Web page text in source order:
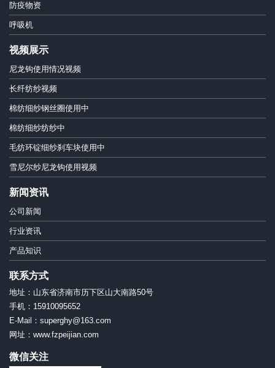
防疫物资
呼吸机
视频展示
尼龙钩使用情况视频
长纤纺纱视频
棉纺细纱钢丝圈使用中
棉纺细纱纺纱中
毛纺环锭细纱刹车块使用中
雪尼尔纱尼龙钩使用视频
新闻资讯
公司新闻
行业资讯
产品知识
联系方式
地址：山东省济南市历下区山大南路50号
手机：15910095652
E-Mail：superghy@163.com
网址：www.fzpeijian.com
微信关注